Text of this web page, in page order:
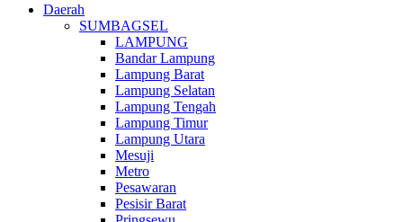
Daerah
SUMBAGSEL
LAMPUNG
Bandar Lampung
Lampung Barat
Lampung Selatan
Lampung Tengah
Lampung Timur
Lampung Utara
Mesuji
Metro
Pesawaran
Pesisir Barat